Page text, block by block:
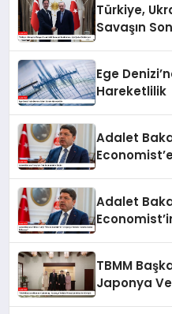
Türkiye,
Savaşın
Ege
Hareketlilik
Adalet
Adalet
TBMM
Japonya